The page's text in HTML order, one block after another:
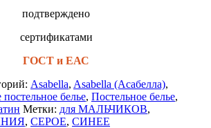
подтверждено
сертификатами
ГОСТ и ЕАС
Asabella, Asabella (Асабелла),
постельное белье, Постельное белье,
Метки: для МАЛЬЧИКОВ,
, СЕРОЕ, СИНЕЕ